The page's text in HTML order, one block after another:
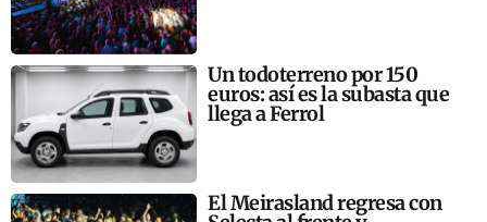
Un todoterreno por 150
euros: así es la subasta que
llega a Ferrol
El Meirasland regresa con